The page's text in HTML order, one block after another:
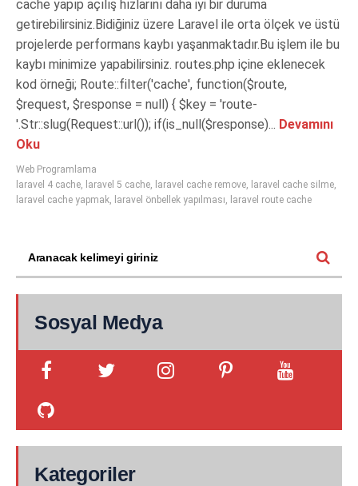
cache yapıp açılış hızlarını daha iyi bir duruma
getirebilirsiniz.Bidiğiniz üzere Laravel ile orta ölçek ve üstü
projelerde performans kaybı yaşanmaktadır.Bu işlem ile bu
kaybı minimize yapabilirsiniz. routes.php içine eklenecek
kod örneği; Route::filter('cache', function($route,
$request, $response = null) { $key = 'route-
'.Str::slug(Request::url()); if(is_null($response)... Devamını
Oku
Web Programlama
laravel 4 cache
laravel 5 cache laravel cache remove laravel cache silme
laravel cache yapmak
laravel önbellek yapılması laravel route cache
Sosyal Medya
Kategoriler